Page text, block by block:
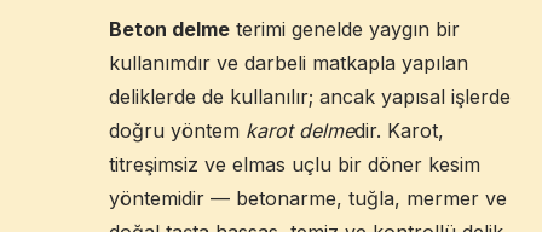
Beton delme terimi genelde yaygın bir
kullanımdır ve darbeli matkapla yapılan
deliklerde de kullanılır; ancak yapısal işlerde
doğru yöntem karot delmedir. Karot,
titreşimsiz ve elmas uçlu bir döner kesim
yöntemidir — betonarme, tuğla, mermer ve